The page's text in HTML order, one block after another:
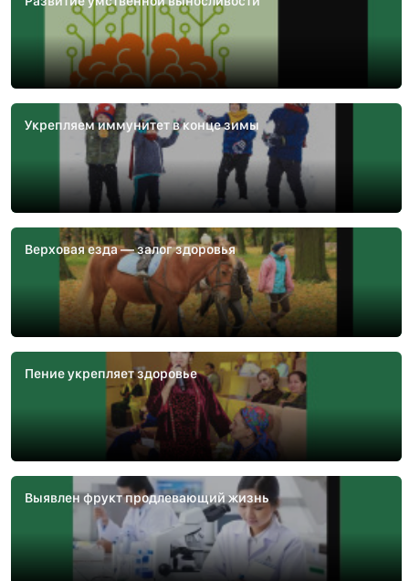
Укрепляем иммунитет в конце зимы
Верховая езда — залог здоровья
Пение укрепляет здоровье
Выявлен фрукт продлевающий жизнь